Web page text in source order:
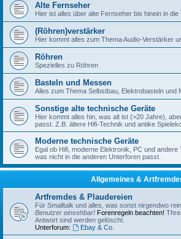
Alte Fernseher
Hier ist alles über alte Fernseher bis hinein in die
(Röhren)verstärker
Hier kommt alles zum Thema Audio-Verstärker
Röhren
Spezielles zu Röhren
Basteln und Messen
Alles zum Thema Selbstbau, Elektrobasteln und
Sonstige alte technische Geräte
Hier kommt alles hin, was alt ist (>20 Jahre),
passt. Z.B. ältere Hifi-Technik und antike
Moderne technische Geräte
Egal ob Hifi, moderne Elektronik, PC und andere
was nicht in die anderen Unterforen passt.
Allgemeines &
Artfremdes & Plaudereien
Für Smalltalk und alles, was sonst nirgendwo
Benutzer einsehbar! Forenregeln beachten!
Antwort sind werden gelöscht.
Unterforum:
Ebay & Co.